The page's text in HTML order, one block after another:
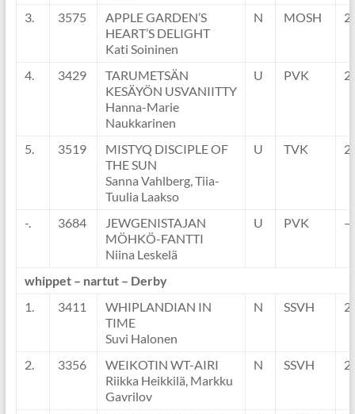
3. 3575
APPLE GARDEN’S
HEART’S DELIGHT
Kati Soininen
N MOSH
4. 3429
TARUMETSÄN
KESÄYÖN USVANIITTY
Hanna-Marie
Naukkarinen
U PVK
5. 3519
MISTYQ DISCIPLE OF
THE SUN
Sanna Vahlberg, Tiia-
Tuulia Laakso
U TVK
-. 3684
JEWGENISTAJAN
MÖHKÖ-FANTTI
Niina Leskelä
U PVK –
whippet – nartut – Derby
1.
3411
WHIPLANDIAN IN
TIME
Suvi Halonen
N SSVH
2. 3356
WEIKOTIN WT-AIRI
Riikka Heikkilä, Markku
Gavrilov
N SSVH